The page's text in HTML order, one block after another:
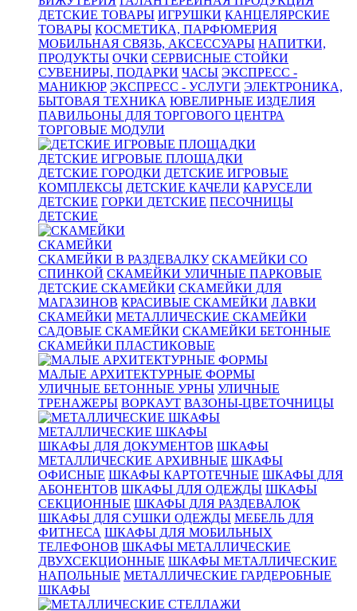
ДЕТСКИЕ ТОВАРЫ ИГРУШКИ КАНЦЕЛЯРСКИЕ
ТОВАРЫ КОСМЕТИКА, ПАРФЮМЕРИЯ
МОБИЛЬНАЯ СВЯЗЬ, АКСЕССУАРЫ НАПИТКИ,
ПРОДУКТЫ ОЧКИ СЕРВИСНЫЕ СТОЙКИ
СУВЕНИРЫ, ПОДАРКИ ЧАСЫ ЭКСПРЕСС -
МАНИКЮР ЭКСПРЕСС - УСЛУГИ ЭЛЕКТРОНИКА,
БЫТОВАЯ ТЕХНИКА ЮВЕЛИРНЫЕ ИЗДЕЛИЯ
ПАВИЛЬОНЫ ДЛЯ ТОРГОВОГО ЦЕНТРА
ТОРГОВЫЕ МОДУЛИ
ДЕТСКИЕ ИГРОВЫЕ ПЛОЩАДКИ
ДЕТСКИЕ ГОРОДКИ ДЕТСКИЕ ИГРОВЫЕ
КОМПЛЕКСЫ ДЕТСКИЕ КАЧЕЛИ КАРУСЕЛИ
ДЕТСКИЕ ГОРКИ ДЕТСКИЕ ПЕСОЧНИЦЫ
ДЕТСКИЕ
СКАМЕЙКИ
СКАМЕЙКИ В РАЗДЕВАЛКУ СКАМЕЙКИ СО
СПИНКОЙ СКАМЕЙКИ УЛИЧНЫЕ ПАРКОВЫЕ
ДЕТСКИЕ СКАМЕЙКИ СКАМЕЙКИ ДЛЯ
МАГАЗИНОВ КРАСИВЫЕ СКАМЕЙКИ ЛАВКИ
СКАМЕЙКИ МЕТАЛЛИЧЕСКИЕ СКАМЕЙКИ
САДОВЫЕ СКАМЕЙКИ СКАМЕЙКИ БЕТОННЫЕ
СКАМЕЙКИ ПЛАСТИКОВЫЕ
МАЛЫЕ АРХИТЕКТУРНЫЕ ФОРМЫ
УЛИЧНЫЕ БЕТОННЫЕ УРНЫ УЛИЧНЫЕ
ТРЕНАЖЕРЫ ВОРКАУТ ВАЗОНЫ-ЦВЕТОЧНИЦЫ
МЕТАЛЛИЧЕСКИЕ ШКАФЫ
ШКАФЫ ДЛЯ ДОКУМЕНТОВ ШКАФЫ
МЕТАЛЛИЧЕСКИЕ АРХИВНЫЕ ШКАФЫ
ОФИСНЫЕ ШКАФЫ КАРТОТЕЧНЫЕ ШКАФЫ ДЛЯ
АБОНЕНТОВ ШКАФЫ ДЛЯ ОДЕЖДЫ ШКАФЫ
СЕКЦИОННЫЕ ШКАФЫ ДЛЯ РАЗДЕВАЛОК
ШКАФЫ ДЛЯ СУШКИ ОДЕЖДЫ МЕБЕЛЬ ДЛЯ
ФИТНЕСА ШКАФЫ ДЛЯ МОБИЛЬНЫХ
ТЕЛЕФОНОВ ШКАФЫ МЕТАЛЛИЧЕСКИЕ
ДВУХСЕКЦИОННЫЕ ШКАФЫ МЕТАЛЛИЧЕСКИЕ
НАПОЛЬНЫЕ МЕТАЛЛИЧЕСКИЕ ГАРДЕРОБНЫЕ
ШКАФЫ